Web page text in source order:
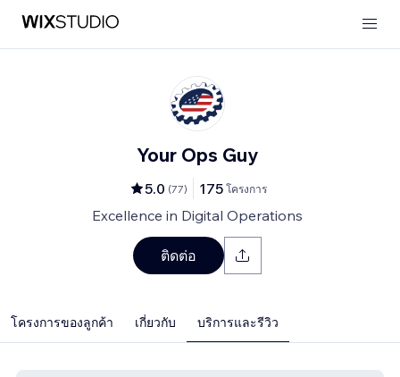
Your Ops Guy
5.0 (77) 175 โครงการ
Excellence in Digital Operations
ติดต่อ
โครงการของลูกค้า เกี่ยวกับ บริการและรีวิว